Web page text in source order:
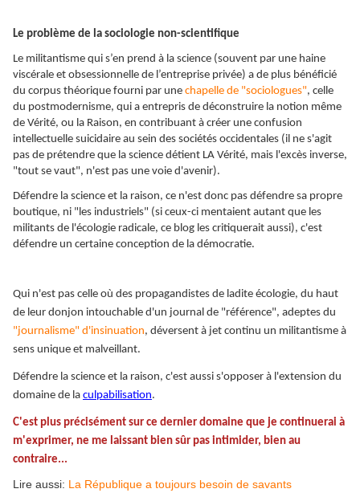
Le problème de la sociologie non-scientifique
Le militantisme qui s’en prend à la science (souvent par une haine
viscérale et obsessionnelle de l’entreprise privée) a de plus bénéficié
du corpus théorique fourni par une chapelle de "sociologues", celle
du postmodernisme, qui a entrepris de déconstruire la notion même
de Vérité, ou la Raison, en contribuant à créer une confusion
intellectuelle suicidaire au sein des sociétés occidentales (il ne s'agit
pas de prétendre que la science détient LA Vérité, mais l'excès inverse,
"tout se vaut", n'est pas une voie d'avenir).
Défendre la science et la raison, ce n'est donc pas défendre sa propre
boutique, ni "les industriels" (si ceux-ci mentaient autant que les
militants de l'écologie radicale, ce blog les critiquerait aussi), c'est
défendre un certaine conception de la démocratie.
Qui n'est pas celle où des propagandistes de ladite écologie, du haut
de leur donjon intouchable d'un journal de "référence", adeptes du
"journalisme" d'insinuation, déversent à jet continu un militantisme à
sens unique et malveillant.
Défendre la science et la raison, c'est aussi s'opposer à l'extension du
domaine de la culpabilisation.
C'est plus précisément sur ce dernier domaine que je continuerai à
m'exprimer, ne me laissant bien sûr pas intimider, bien au
contraire...
Lire aussi: La République a toujours besoin de savants